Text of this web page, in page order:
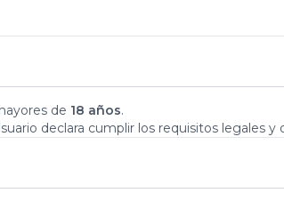
de 18 años.
declara cumplir los requisitos legales